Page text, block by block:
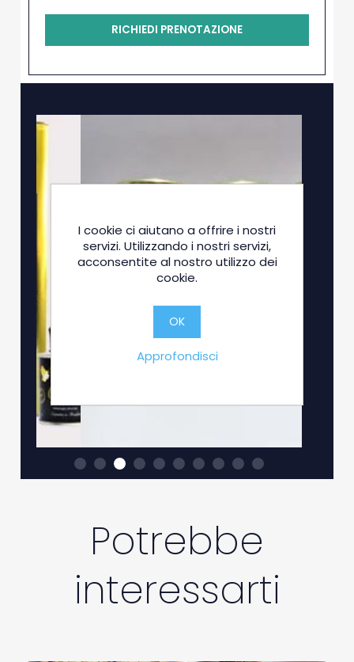
RICHIEDI PRENOTAZIONE
Potrebbe
interessarti
I cookie ci aiutano a offrire i nostri
servizi. Utilizzando i nostri servizi,
acconsentite al nostro utilizzo dei
cookie.
OK
Approfondisci